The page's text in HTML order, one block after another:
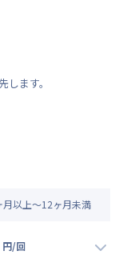
ます。
月以上～12ヶ月未満
円/回